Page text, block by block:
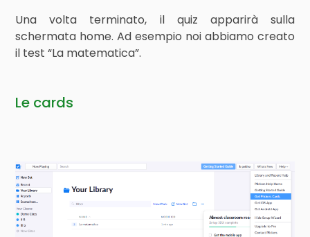
Una volta terminato, il quiz apparirà sulla
schermata home. Ad esempio noi abbiamo creato
il test “La matematica”.
Le cards